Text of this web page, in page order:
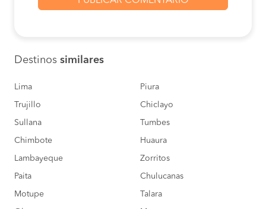
Destinos similares
Lima Piura
Trujillo Chiclayo
Sullana Tumbes
Chimbote Huaura
Lambayeque Zorritos
Paita Chulucanas
Motupe Talara